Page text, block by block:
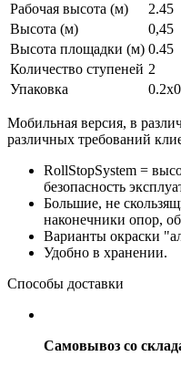
Рабочая высота (м)
2.45
Высота (м)
0,45
Высота площадки (м) 0.45
Количество ступеней 2
Упаковка
Мобильная версия, в
различных требований
RollStopSystem =
безопасность
Большие, не
наконечники опор,
Варианты окраски
Удобно в хранении.
Способы доставки
Самовывоз со